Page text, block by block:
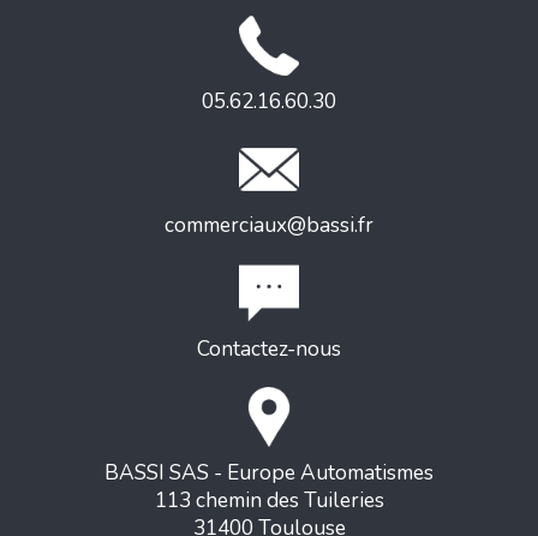
05.62.16.60.30
commerciaux@bassi.fr
Contactez-nous
BASSI SAS - Europe Automatismes
113 chemin des Tuileries
31400 Toulouse